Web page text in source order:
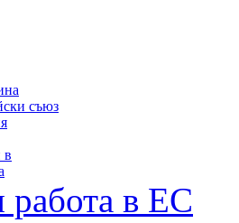
съюз
в
в ЕС